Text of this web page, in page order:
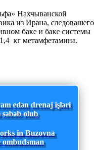
Нахчыванской
из Ирана, следовашего
баке и баке системы
кг метамфетамина.
edən drenaj işləri
olub
in Buzovna